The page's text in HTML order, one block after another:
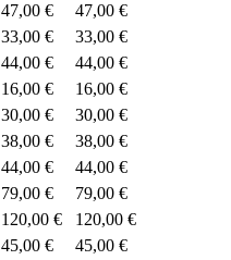
47,00 €
47,00 €
33,00 €
33,00 €
44,00 €
44,00 €
16,00 €
16,00 €
30,00 €
30,00 €
38,00 €
38,00 €
44,00 €
44,00 €
79,00 €
79,00 €
120,00 €
120,00 €
45,00 €
45,00 €